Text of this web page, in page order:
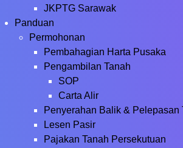
JKPTG Sarawak
Panduan
Permohonan
Pembahagian Harta Pusaka
Pengambilan Tanah
SOP
Carta Alir
Penyerahan Balik & Pelepasan
Lesen Pasir
Pajakan Tanah Persekutuan